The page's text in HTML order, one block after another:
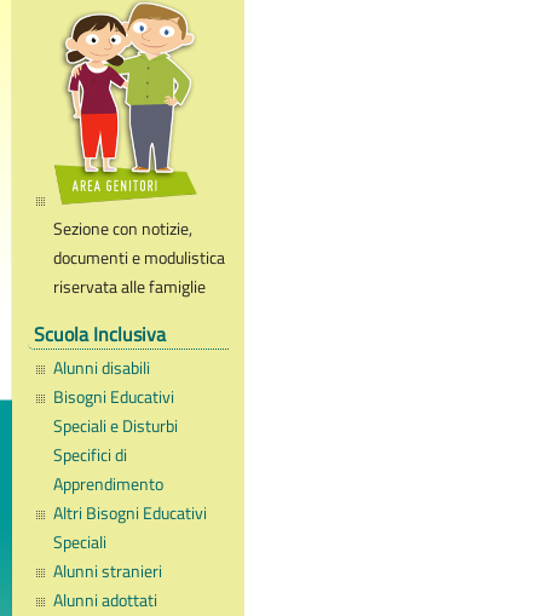
Sezione con notizie,
documenti e modulistica
riservata alle famiglie
Scuola Inclusiva
Alunni disabili
Bisogni Educativi
Speciali e Disturbi
Specifici di
Apprendimento
Altri Bisogni Educativi
Speciali
Alunni stranieri
Alunni adottati